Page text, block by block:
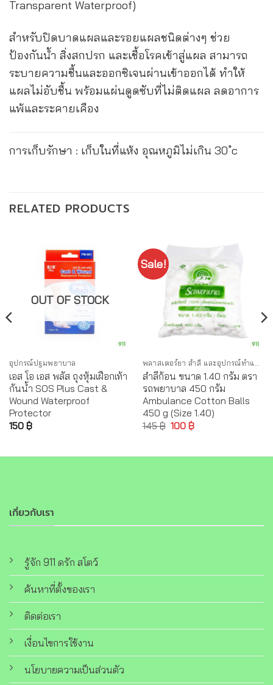
Transparent Waterproof)
สำหรับปิดบาดแผลและรอยแผลชนิดต่างๆ ช่วย
ป้องกันน้ำ สิ่งสกปรก และเชื้อโรคเข้าสู่แผล สามารถ
ระบายความชื้นและออกซิเจนผ่านเข้าออกได้ ทำให้
แผลไม่อับชื้น พร้อมแผ่นดูดซับที่ไม่ติดแผล ลดอาการ
แพ้และระคายเคือง
การเก็บรักษา : เก็บในที่แห้ง อุณหภูมิไม่เกิน 30 ํc
RELATED PRODUCTS
OUT OF STOCK
อุปกรณ์ปฐมพยาบาล
เอส โอ เอส พลัส ถุงหุ้มเฝือกเท้า
กันน้ำ SOS Plus Cast &
Wound Waterproof
Protector
150 ฿
Sale!
พลาสเตอร์ยา สำลี และอุปกรณ์ทำแผล
สำลีก้อน ขนาด 1.40 กรัม ตรา
รถพยาบาล 450 กรัม
Ambulance Cotton Balls
450 g (Size 1.40)
145฿ 100฿
เกี่ยวกับเรา
รู้จัก 911 ดรัก สโตว์
ค้นหาที่ตั้งของเรา
ติดต่อเรา
เงื่อนไขการใช้งาน
นโยบายความเป็นส่วนตัว